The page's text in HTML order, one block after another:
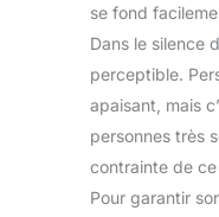
se fond
Dans le silence
perceptible.
apaisant, mais
personnes très
contrainte de
Pour garantir